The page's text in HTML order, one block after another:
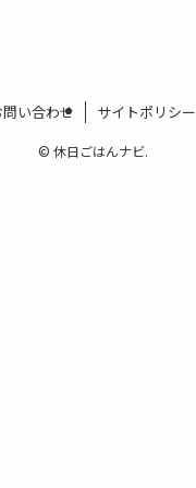
問い合わせ サイトポリシー
© 休日ごはんナビ.